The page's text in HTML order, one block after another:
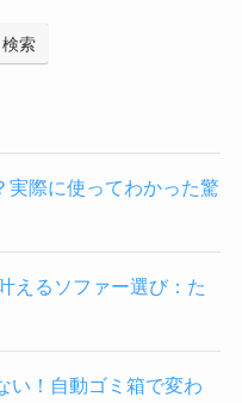
検索
実際に使ってわかった驚
えるソファー選び：た
い！自動ゴミ箱で変わ